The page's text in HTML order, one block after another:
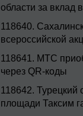
области за вклад
118640.
всероссийской
118641. МТС
через QR-коды
118642. Турецкий
площади Таксим